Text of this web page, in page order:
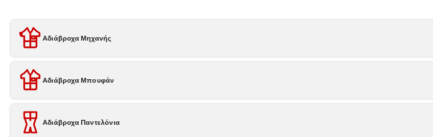
Αδιάβροχα Μηχανής
Αδιάβροχα Μπουφάν
Αδιάβροχα Παντελόνια